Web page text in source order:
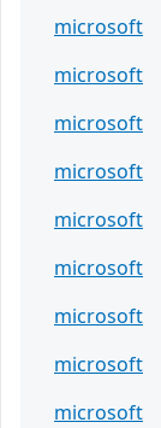
microsoft
microsoft
microsoft
microsoft
microsoft
microsoft
microsoft
microsoft
microsoft